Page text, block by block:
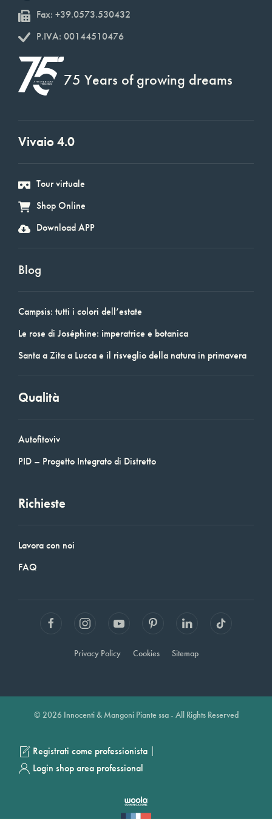
Fax: +39.0573.530432
P.IVA: 00144510476
75 Years of growing dreams
Vivaio 4.0
Tour virtuale
Shop Online
Download APP
Blog
Campsis: tutti i colori dell’estate
Le rose di Joséphine: imperatrice e botanica
Santa a Zita a Lucca e il risveglio della natura in primavera
Qualità
Autofitoviv
PID – Progetto Integrato di Distretto
Richieste
Lavora con noi
FAQ
Privacy Policy Cookies Sitemap
© 2026 Innocenti & Mangoni Piante ssa - All Rights Reserved
Registrati come professionista |
Login shop area professional